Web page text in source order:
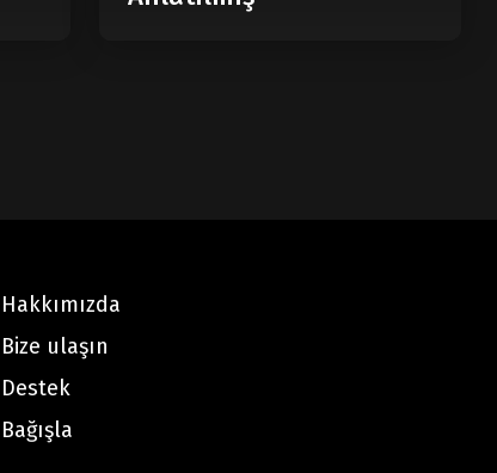
Hakkımızda
Bize ulaşın
Destek
Bağışla